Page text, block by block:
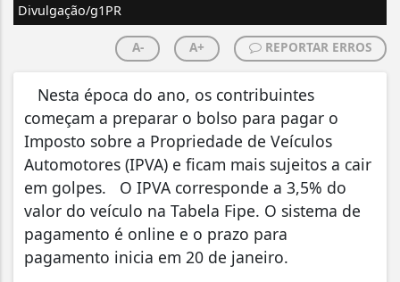
Divulgação/g1PR
A- A+ REPORTAR ERROS
Nesta época do ano, os contribuintes
começam a preparar o bolso para pagar o
Imposto sobre a Propriedade de Veículos
Automotores (IPVA) e ficam mais sujeitos a cair
em golpes. O IPVA corresponde a 3,5% do
valor do veículo na Tabela Fipe. O sistema de
pagamento é online e o prazo para
pagamento inicia em 20 de janeiro.